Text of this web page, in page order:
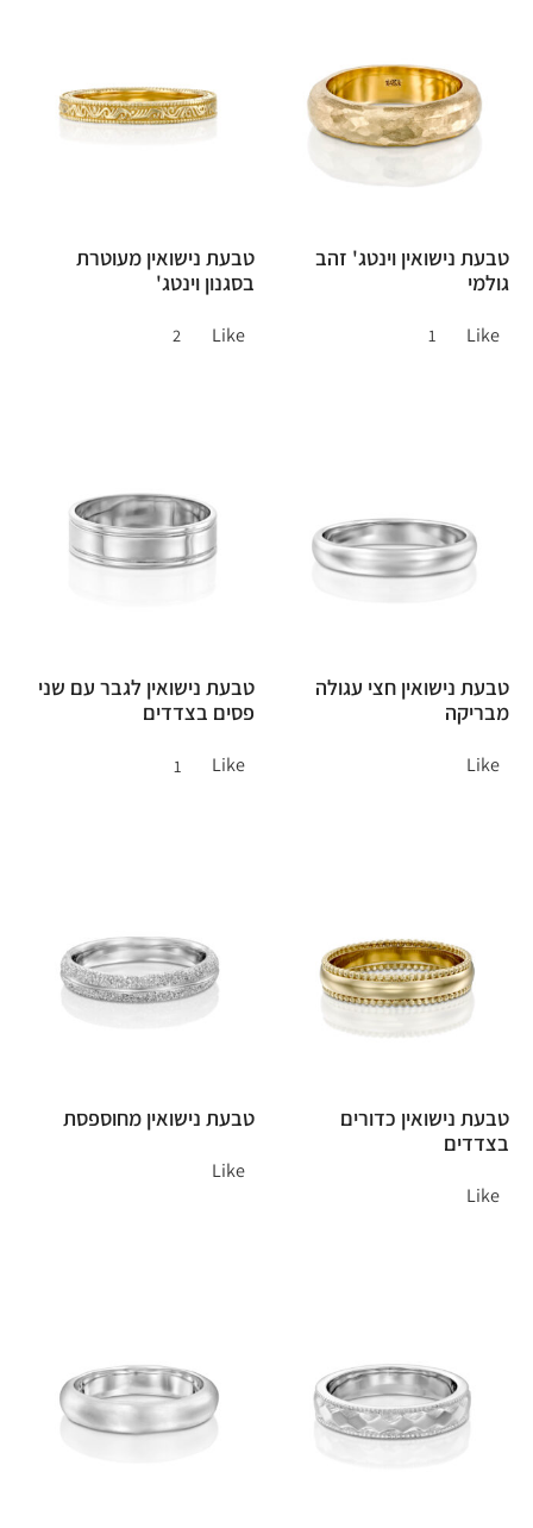
טבעת נישואין וינטג' זהב
גולמי
Like
1
טבעת נישואין מעוטרת
בסגנון וינטג'
Like
2
טבעת נישואין חצי עגולה
מבריקה
Like
טבעת נישואין לגבר עם שני
פסים בצדדים
Like
1
טבעת נישואין כדורים
בצדדים
Like
טבעת נישואין מחוספסת
Like